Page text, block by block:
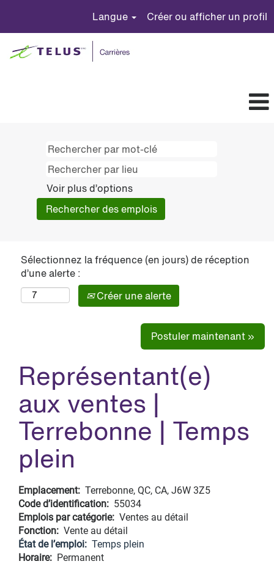
Langue Créer ou afficher un profil
Voir plus d’options
Sélectionnez la fréquence (en jours) de réception
d’une alerte :
Créer une alerte
Postuler maintenant »
Représentant(e)
aux ventes |
Terrebonne | Temps
plein
Emplacement: Terrebonne, QC, CA, J6W 3Z5
Code d’identification: 55034
Emplois par catégorie: Ventes au détail
Fonction: Vente au détail
État de l’emploi: Temps plein
Horaire: Permanent